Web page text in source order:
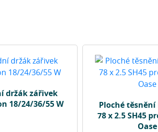
držák zářivek
18/24/36/55 W
Ploché těsnění
78 x 2.5 SH45
Oase